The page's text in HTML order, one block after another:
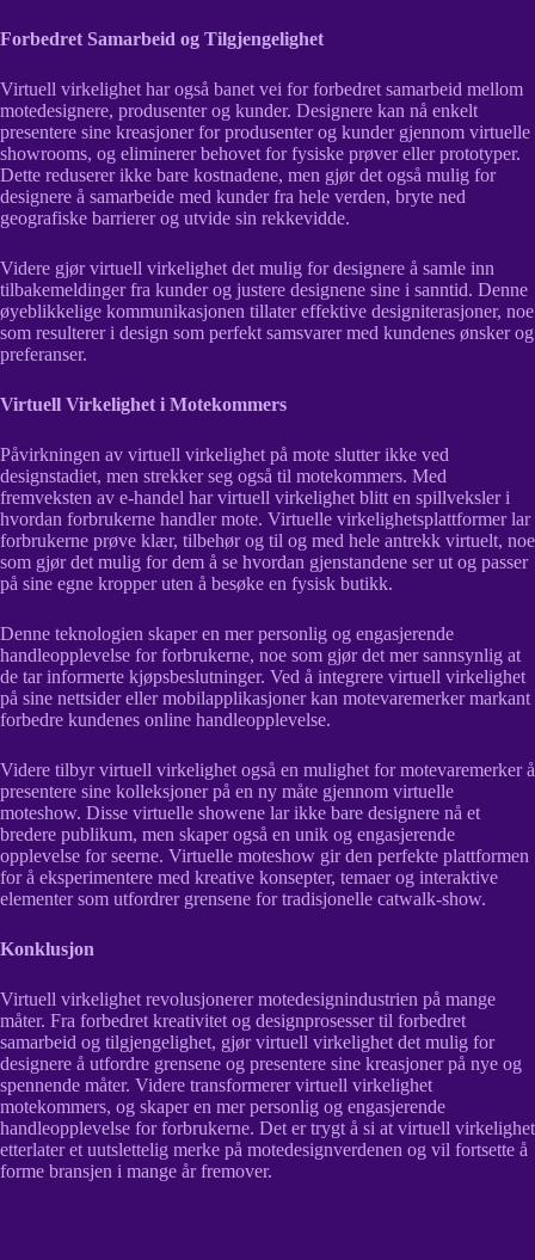
Forbedret Samarbeid og Tilgjengelighet
Virtuell virkelighet har også banet vei for forbedret samarbeid mellom
motedesignere, produsenter og kunder. Designere kan nå enkelt
presentere sine kreasjoner for produsenter og kunder gjennom virtuelle
showrooms, og eliminerer behovet for fysiske prøver eller prototyper.
Dette reduserer ikke bare kostnadene, men gjør det også mulig for
designere å samarbeide med kunder fra hele verden, bryte ned
geografiske barrierer og utvide sin rekkevidde.
Videre gjør virtuell virkelighet det mulig for designere å samle inn
tilbakemeldinger fra kunder og justere designene sine i sanntid. Denne
øyeblikkelige kommunikasjonen tillater effektive designiterasjoner, noe
som resulterer i design som perfekt samsvarer med kundenes ønsker og
preferanser.
Virtuell Virkelighet i Motekommers
Påvirkningen av virtuell virkelighet på mote slutter ikke ved
designstadiet, men strekker seg også til motekommers. Med
fremveksten av e-handel har virtuell virkelighet blitt en spillveksler i
hvordan forbrukerne handler mote. Virtuelle virkelighetsplattformer lar
forbrukerne prøve klær, tilbehør og til og med hele antrekk virtuelt, noe
som gjør det mulig for dem å se hvordan gjenstandene ser ut og passer
på sine egne kropper uten å besøke en fysisk butikk.
Denne teknologien skaper en mer personlig og engasjerende
handleopplevelse for forbrukerne, noe som gjør det mer sannsynlig at
de tar informerte kjøpsbeslutninger. Ved å integrere virtuell virkelighet
på sine nettsider eller mobilapplikasjoner kan motevaremerker markant
forbedre kundenes online handleopplevelse.
Videre tilbyr virtuell virkelighet også en mulighet for motevaremerker å
presentere sine kolleksjoner på en ny måte gjennom virtuelle
moteshow. Disse virtuelle showene lar ikke bare designere nå et
bredere publikum, men skaper også en unik og engasjerende
opplevelse for seerne. Virtuelle moteshow gir den perfekte plattformen
for å eksperimentere med kreative konsepter, temaer og interaktive
elementer som utfordrer grensene for tradisjonelle catwalk-show.
Konklusjon
Virtuell virkelighet revolusjonerer motedesignindustrien på mange
måter. Fra forbedret kreativitet og designprosesser til forbedret
samarbeid og tilgjengelighet, gjør virtuell virkelighet det mulig for
designere å utfordre grensene og presentere sine kreasjoner på nye og
spennende måter. Videre transformerer virtuell virkelighet
motekommers, og skaper en mer personlig og engasjerende
handleopplevelse for forbrukerne. Det er trygt å si at virtuell virkelighet
etterlater et uutslettelig merke på motedesignverdenen og vil fortsette å
forme bransjen i mange år fremover.